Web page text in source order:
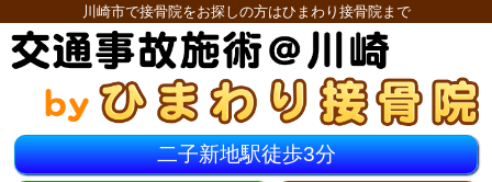
川崎市で接骨院をお探しの方はひまわり接骨院まで
二子新地駅徒歩3分